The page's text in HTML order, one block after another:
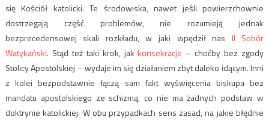
się Kościół katolicki. Te środowiska, nawet jeśli powierzchownie
dostrzegają część problemów, nie rozumieją jednak
bezprecedensowej skali rozkładu, w jaki wpędził nas II Sobór
Watykański. Stąd też taki krok, jakkonsekracje – choćby bez zgody
Stolicy Apostolskiej – wydaje im się działaniem zbyt daleko idącym. Inni
z kolei bezpodstawnie łączą sam fakt wyświęcenia biskupa bez
mandatu apostolskiego ze schizmą, co nie ma żadnych podstaw w
doktrynie katolickiej. W obu przypadkach sens zasad, na jakie błędnie